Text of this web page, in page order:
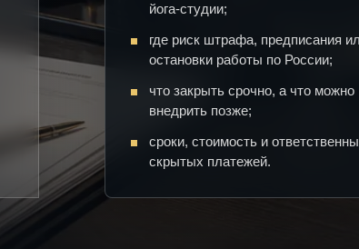
йога-студии;
где риск штрафа, предписания
остановки работы по России;
что закрыть срочно, а что можно
внедрить позже;
сроки, стоимость и
скрытых платежей.